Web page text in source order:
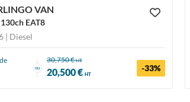
VAN
EAT8
| Diesel
ou
30,750 €HT
20,500 € HT
-33%